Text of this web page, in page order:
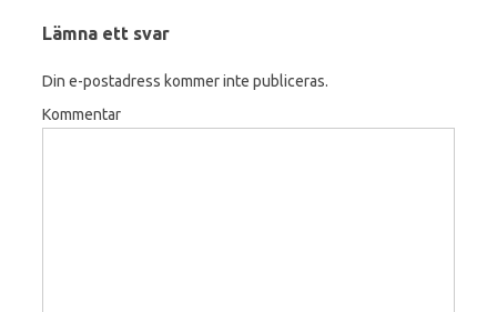
Lämna ett svar
Din e-postadress kommer inte publiceras.
Kommentar